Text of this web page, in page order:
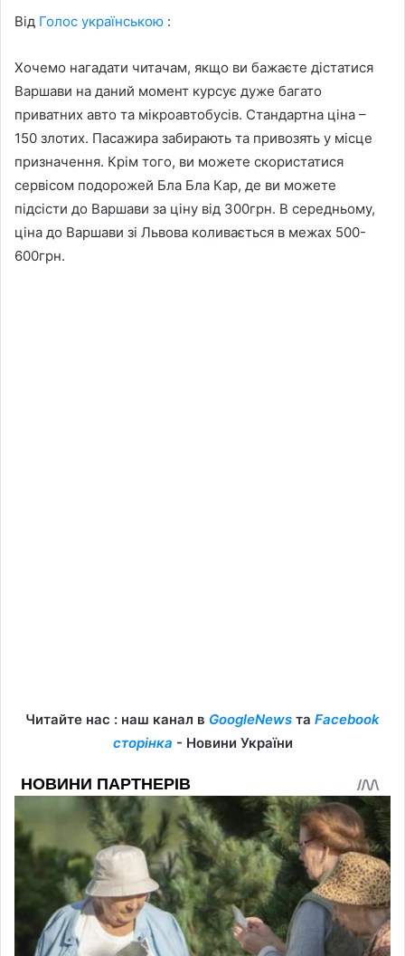
Від Голос українською :
Хочемо нагадати читачам, якщо ви бажаєте дістатися
Варшави на даний момент курсує дуже багато
приватних авто та мікроавтобусів. Стандартна ціна –
150 злотих. Пасажира забирають та привозять у місце
призначення. Крім того, ви можете скористатися
сервісом подорожей Бла Бла Кар, де ви можете
підсісти до Варшави за ціну від 300грн. В середньому,
ціна до Варшави зі Львова коливається в межах 500-
600грн.
Читайте нас : наш канал в GoogleNews та Facebook
сторінка - Новини України